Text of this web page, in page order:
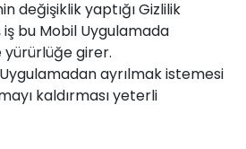
değişiklik yaptığı Gizlilik
iş bu Mobil Uygulamada
yürürlüğe girer.
Uygulamadan ayrılmak istemesi
kaldırması yeterli